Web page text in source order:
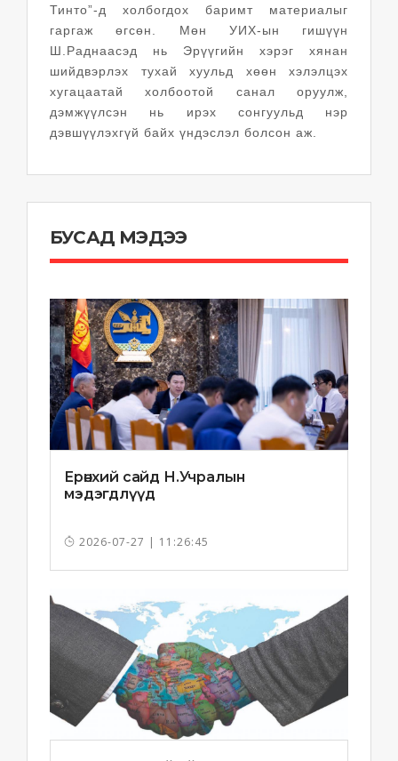
Тинто”-д холбогдох баримт материалыг
гаргаж өгсөн. Мөн УИХ-ын гишүүн
Ш.Раднаасэд нь Эрүүгийн хэрэг хянан
шийдвэрлэх тухай хуульд хөөн хэлэлцэх
хугацаатай холбоотой санал оруулж,
дэмжүүлсэн нь ирэх сонгуульд нэр
дэвшүүлэхгүй байх үндэслэл болсон аж.
БУСАД МЭДЭЭ
Ерөнхий сайд Н.Учралын
мэдэгдлүүд
2026-07-27 | 11:26:45